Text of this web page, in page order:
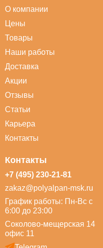
О компании
Цены
Товары
Наши работы
Доставка
Акции
Отзывы
Статьи
Карьера
Контакты
Контакты
+7 (495) 230-21-81
zakaz@polyalpan-msk.ru
График работы: Пн-Вс с
6:00 до 23:00
Соколово-мещерская 14
офис 11